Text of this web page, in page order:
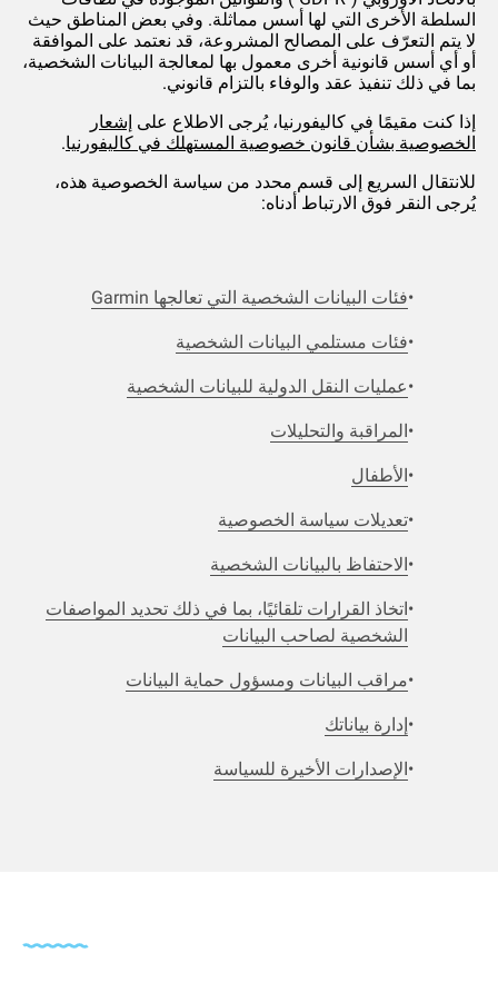
السلطة الأخرى التي لها أسس مماثلة. وفي بعض المناطق حيث
لا يتم التعرّف على المصالح المشروعة، قد نعتمد على الموافقة
أو أي أسس قانونية أخرى معمول بها لمعالجة البيانات الشخصية،
بما في ذلك تنفيذ عقد والوفاء بالتزام قانوني.
إذا كنت مقيمًا في كاليفورنيا، يُرجى الاطلاع على إشعار
الخصوصية بشأن قانون خصوصية المستهلك في كاليفورنيا.
للانتقال السريع إلى قسم محدد من سياسة الخصوصية هذه،
يُرجى النقر فوق الارتباط أدناه:
فئات البيانات الشخصية التي تعالجها Garmin
فئات مستلمي البيانات الشخصية
عمليات النقل الدولية للبيانات الشخصية
المراقبة والتحليلات
الأطفال
تعديلات سياسة الخصوصية
الاحتفاظ بالبيانات الشخصية
اتخاذ القرارات تلقائيًا، بما في ذلك تحديد المواصفات
الشخصية لصاحب البيانات
مراقب البيانات ومسؤول حماية البيانات
إدارة بياناتك
الإصدارات الأخيرة للسياسة